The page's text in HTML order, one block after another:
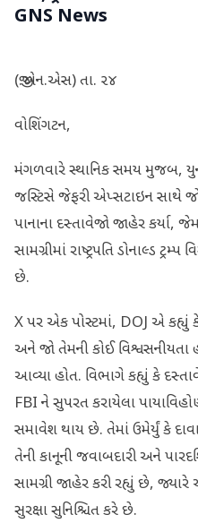
GNS News
(જી.એન.એસ) તા. ૨૪
વોશિંગટન,
મંગળવારે સ્થાનિક સમય મુજબ,
જસ્ટિસે જેફરી એપ્સટાઇન સાથે
પાનાના દસ્તાવેજો જાહેર કર્યા,
સામગ્રીમાં રાષ્ટ્રપતિ ડોનાલ્ડ
છે.
X પર એક પોસ્ટમાં, DOJ એ કહ્યું
અને જો તેમની કોઈ વિશ્વસનીયતા
આવ્યા હોત. વિભાગે કહ્યું કે
FBI ને સુપરત કરાયેલા
સમાવેશ થાય છે. તેમાં ઉમેર્યું કે
તેની કાનૂની જવાબદારી અને
સામગ્રી જાહેર કરી રહ્યું છે, જ્યારે
સુરક્ષા સુનિશ્ચિત કરે છે.